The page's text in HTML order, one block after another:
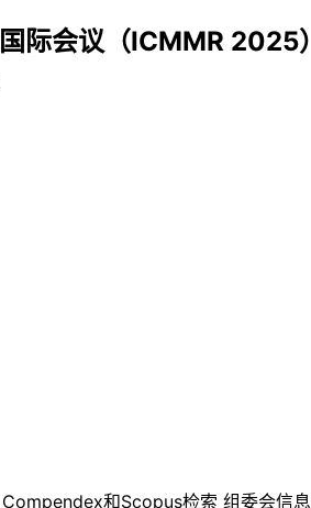
际会议（ICMMR 2025）
和Scopus检索 组委会信